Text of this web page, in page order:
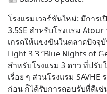
โรงแรมเวอร์ชันใหม่: มีการ
3.5SE สำหรับโรงแรม Atour
เกรดให้แข่งขันในตลาดปัจจุ
Light 3.3 “Blue Nights of
สำหรับโรงแรม 3 ดาว ที่ปรั
เรื่อย ๆ ส่วนโรงแรม
ก่อน ก็ได้รับการตอบรับที่ดีเ